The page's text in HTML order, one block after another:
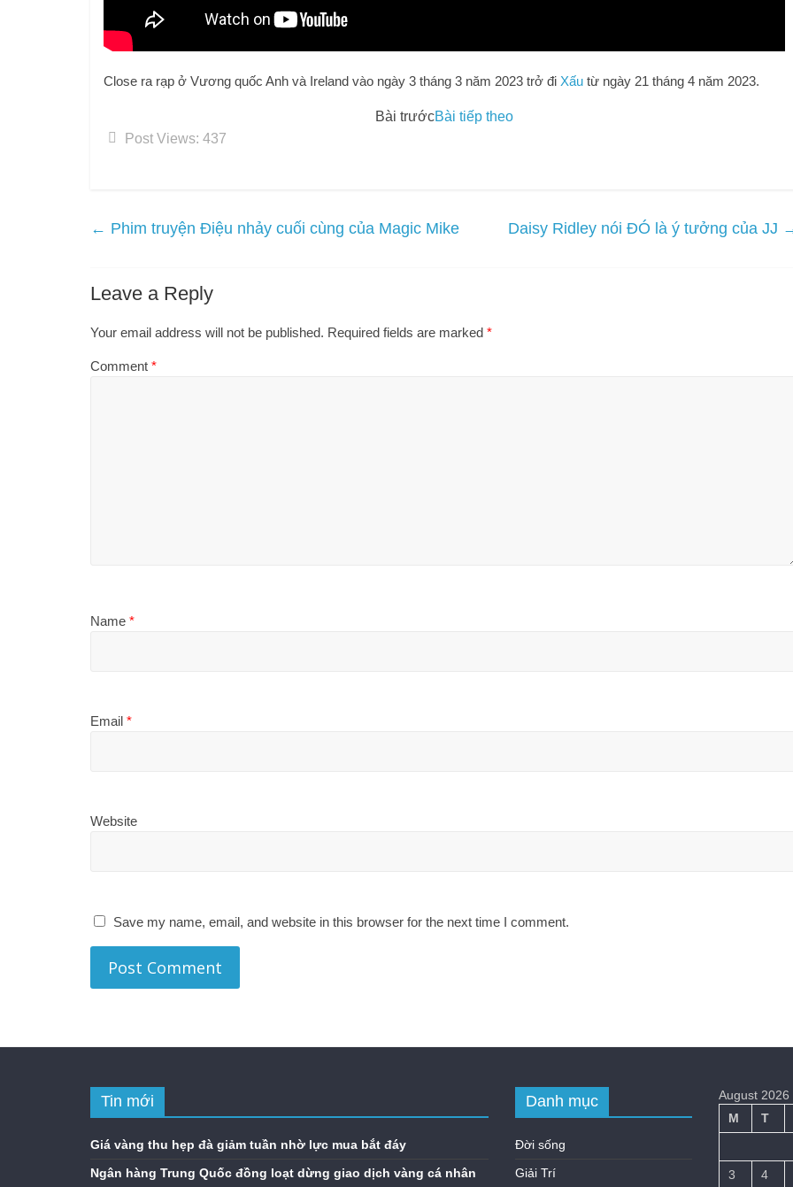
Close ra rạp ở Vương quốc Anh và Ireland vào ngày 3 tháng 3 năm 2023 trở đi Xấu từ ngày 21 tháng 4 năm 2023.
Bài trướcBài tiếp theo
Post Views: 437
← Phim truyện Điệu nhảy cuối cùng của Magic Mike Daisy Ridley nói ĐÓ là ý tưởng của JJ
Leave a Reply
Your email address will not be published. Required fields are marked *
Comment *
Name *
Email *
Website
Save my name, email, and website in this browser for the next time I comment.
Tin mới
Giá vàng thu hẹp đà giảm tuần nhờ lực mua bắt đáy
Ngân hàng Trung Quốc đồng loạt dừng giao dịch vàng cá nhân
Danh mục
Đời sống
Giải Trí
August 2026
M
T
3 4